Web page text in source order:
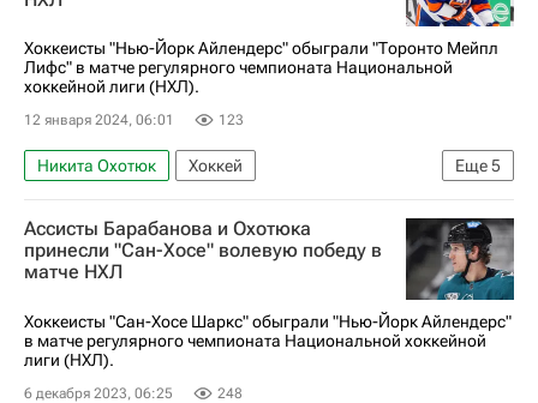
Владимир Тарасенко
Александр Барабанов
Хоккеисты "Нью-Йорк Айлендерс" обыграли "Торонто Мейпл
Лифс" в матче регулярного чемпионата Национальной
хоккейной лиги (НХЛ).
12 января 2024, 06:01 123
Еще5
Никита Охотюк
Хоккей
Национальная хоккейная лига (НХЛ)
Нью-Йорк Айлендерс
Торонто Мейпл Лифс
Александр Романов
Ассисты Барабанова и Охотюка
принесли "Сан-Хосе" волевую победу в
матче НХЛ
Хоккеисты "Сан-Хосе Шаркс" обыграли "Нью-Йорк Айлендерс"
в матче регулярного чемпионата Национальной хоккейной
лиги (НХЛ).
6 декабря 2023, 06:25 248